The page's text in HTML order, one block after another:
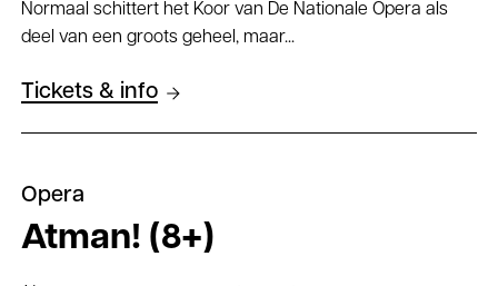
Normaal schittert het Koor van De Nationale Opera als
deel van een groots geheel, maar...
Tickets & info
Opera
Atman! (8+)